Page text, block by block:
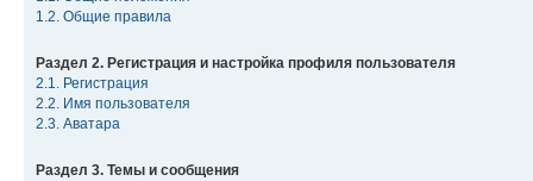
1.2. Общие правила
Раздел 2. Регистрация и настройка профиля пользователя
2.1. Регистрация
2.2. Имя пользователя
2.3. Аватара
Раздел 3. Темы и сообщения